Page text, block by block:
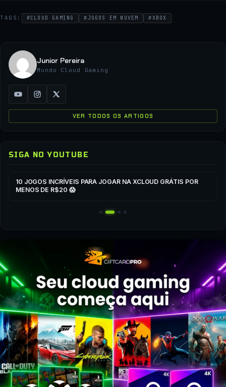
TAGS: #CLOUD GAMING #JOGOS EM NUVEM #XBOX
Junior Pereira
Mundo Cloud Gaming
VER TODOS OS ARTIGOS
SIGA NO YOUTUBE
10 JOGOS INCRÍVEIS PARA JOGAR NA XCLOUD GRÁTIS POR
MENOS DE R$20 😱